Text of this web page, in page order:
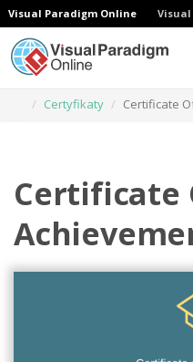
Visual Paradigm Online Visual
Certyfikaty
Certificate
Certificate